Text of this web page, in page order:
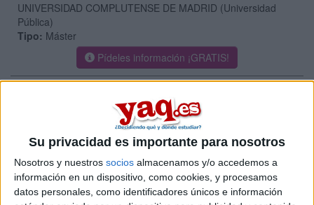
Su privacidad es importante para nosotros
Nosotros y nuestros socios almacenamos y/o accedemos a
información en un dispositivo, como cookies, y procesamos
datos personales, como identificadores únicos e información
UNIVERSIDAD COMPLUTENSE DE MADRID (Universidad
Pública)
Tipo: Máster
Pídeles información ¡GRATIS!
Máster Universitario en
Comercio y Relaciones Económicas
Internacionales
UNIVERSIDAD EUROPEA DE MADRID (Universidad Privada)
Tipo:
Máster
Pídeles información ¡GRATIS!